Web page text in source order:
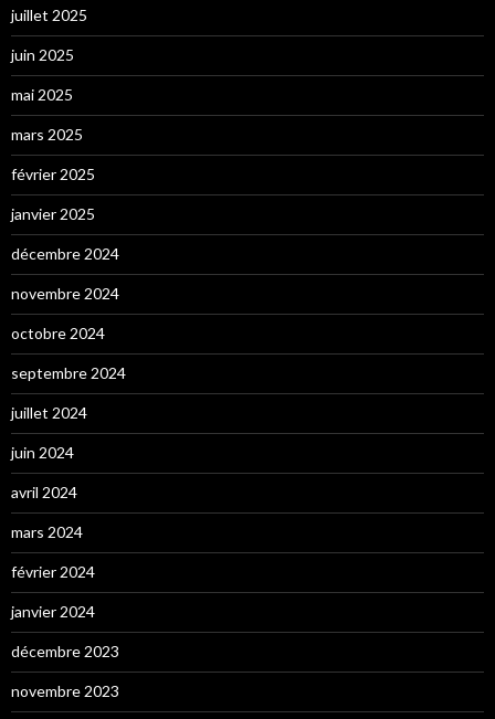
juillet 2025
juin 2025
mai 2025
mars 2025
février 2025
janvier 2025
décembre 2024
novembre 2024
octobre 2024
septembre 2024
juillet 2024
juin 2024
avril 2024
mars 2024
février 2024
janvier 2024
décembre 2023
novembre 2023